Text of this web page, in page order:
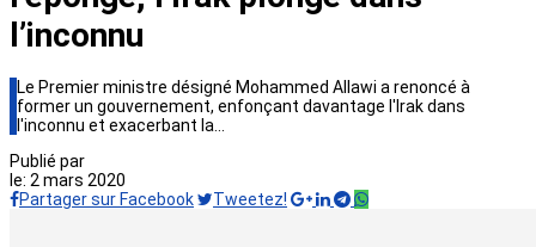
l’inconnu
Le Premier ministre désigné Mohammed Allawi a renoncé à
former un gouvernement, enfonçant davantage l'Irak dans
l'inconnu et exacerbant la…
Publié par
le: 2 mars 2020
Partager sur Facebook
Tweetez!